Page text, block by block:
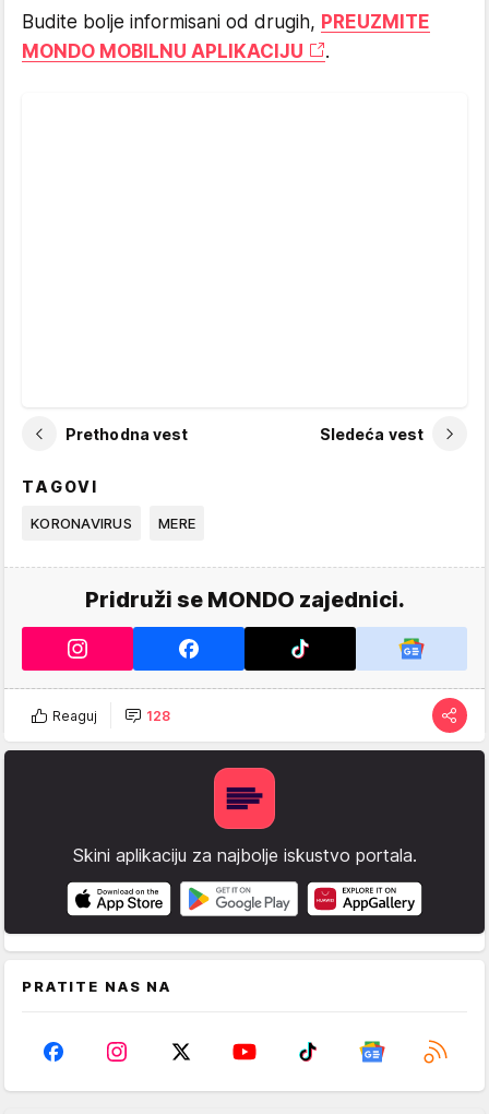
Budite bolje informisani od drugih, PREUZMITE
MONDO MOBILNU APLIKACIJU
.
Prethodna vest Sledeća vest
TAGOVI
KORONAVIRUS MERE
Pridruži se MONDO zajednici.
Reaguj 128
Skini aplikaciju za najbolje iskustvo portala.
PRATITE NAS NA